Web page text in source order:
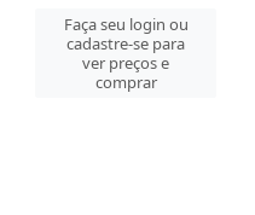
Faça seu login ou
cadastre-se para
ver preços e
comprar